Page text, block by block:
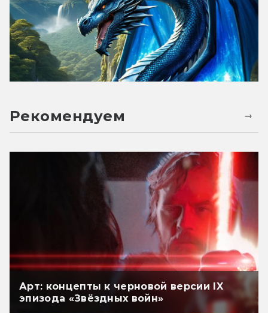
Рекомендуем
Арт: концепты к черновой версии IX
эпизода «Звёздных войн»